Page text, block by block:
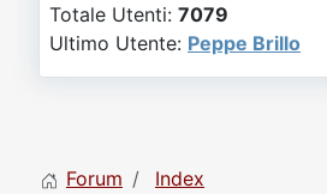
Totale Utenti: 7079
Ultimo Utente: Peppe Brillo
Forum Index